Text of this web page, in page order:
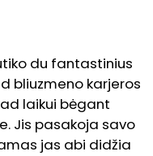
du fantastinius
bliuzmeno karjeros
laikui bėgant
Jis pasakoja savo
jas abi didžia